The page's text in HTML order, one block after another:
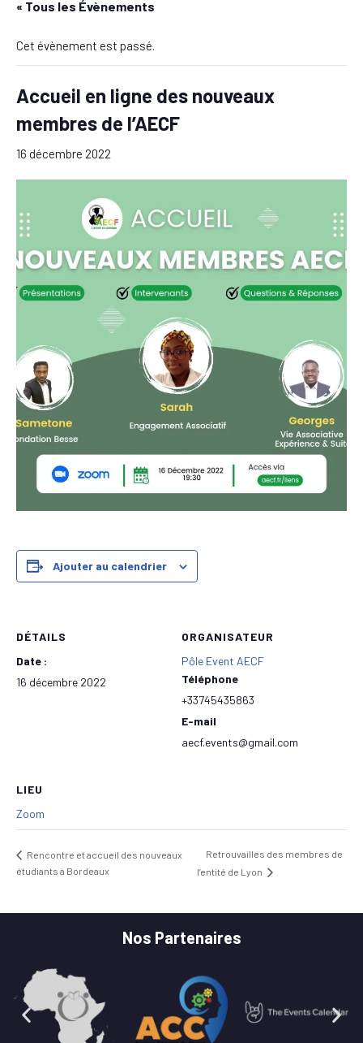
« Tous les Évènements
Cet évènement est passé.
Accueil en ligne des nouveaux
membres de l’AECF
16 décembre 2022
Ajouter au calendrier
DÉTAILS
Date :
16 décembre 2022
ORGANISATEUR
Pôle Event AECF
Téléphone
+33745435863
E-mail
aecf.events@gmail.com
LIEU
Zoom
Rencontre et accueil des nouveaux
étudiants à Bordeaux
Retrouvailles des membres de
l’entité de Lyon
Nos Partenaires